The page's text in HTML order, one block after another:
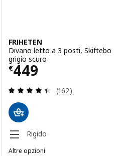
da 5 stelle. Totale
posti, Tibbleby grigio chiaro-
FRIHETEN
Divano letto a 3 posti, Skiftebo
grigio scuro
€449
Prezzo € 449
Recensione:
(162)
Rigido
Altre opzioni